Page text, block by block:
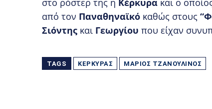
στο ρόστερ της η Κέρκυρα και ο
από τον Παναθηναϊκό καθώς στους
Σιόντης και Γεωργίου που είχαν
TAGS ΚΈΡΚΥΡΑΣ ΜΆΡΙΟΣ ΤΖΑΝΟΥΛΊΝΟΣ